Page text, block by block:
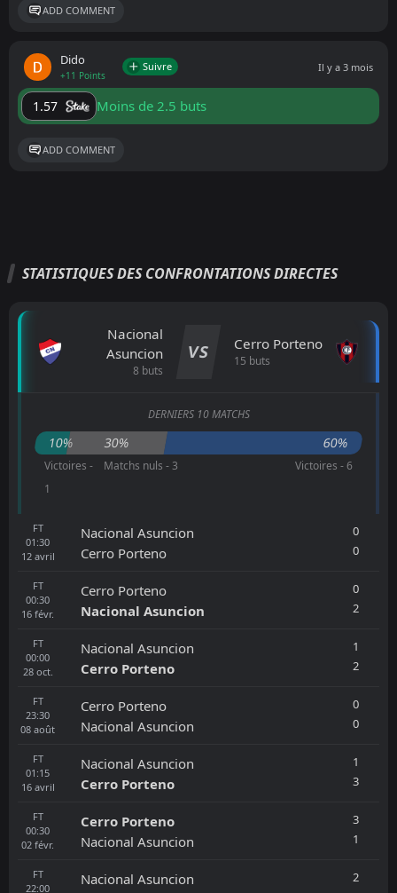
ADD COMMENT
Dido
+11 Points
Suivre Il y a 3 mois
1.57 Moins de 2.5 buts
ADD COMMENT
STATISTIQUES DES CONFRONTATIONS DIRECTES
Nacional
Asuncion
8 buts
VS Cerro Porteno
15 buts
DERNIERS 10 MATCHS
10% 30% 60%
Victoires -
1
Matchs nuls - 3 Victoires - 6
FT
01:30
12 avril
Nacional Asuncion
Cerro Porteno
0
0
FT
00:30
16 févr.
Cerro Porteno
Nacional Asuncion
0
2
FT
00:00
28 oct.
Nacional Asuncion
Cerro Porteno
1
2
FT
23:30
08 août
Cerro Porteno
Nacional Asuncion
0
0
FT
01:15
16 avril
Nacional Asuncion
Cerro Porteno
1
3
FT
00:30
02 févr.
Cerro Porteno
Nacional Asuncion
3
1
FT
22:00
Nacional Asuncion
2